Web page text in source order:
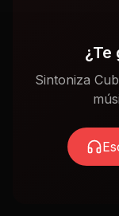
¿Te
Sintoniza